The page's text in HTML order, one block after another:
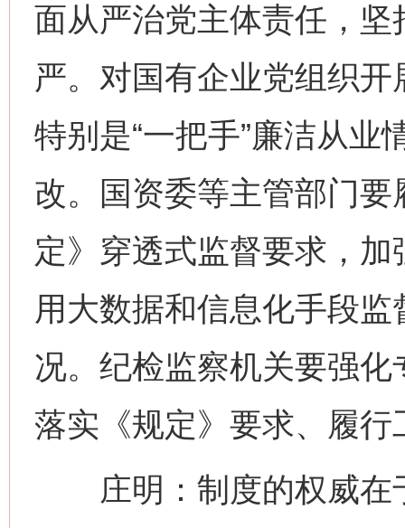
面从严治党主体责任，
严。对国有企业党组织
特别是“一把手”廉洁从业
改。国资委等主管部门
定》穿透式监督要求，
用大数据和信息化手段
况。纪检监察机关要强
落实《规定》要求、履
庄明：制度的权威在